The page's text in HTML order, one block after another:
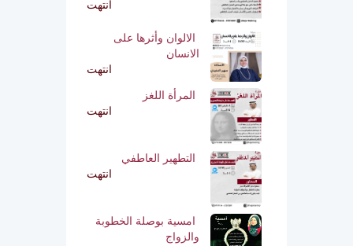
انتهت
الالوان وأثرها على
الانسان
انتهت
المرأة اللغز
انتهت
التطهير العاطفي
انتهت
امسية بوصلة الخطوبة
والزواج